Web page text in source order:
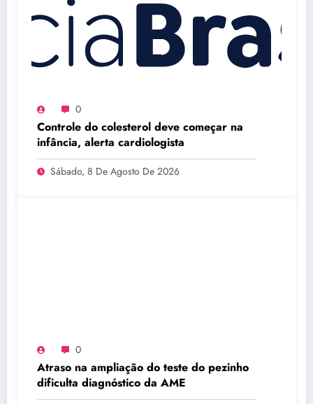
0
Controle do colesterol deve começar na
infância, alerta cardiologista
Sábado, 8 De Agosto De 2026
0
Atraso na ampliação do teste do pezinho
dificulta diagnóstico da AME